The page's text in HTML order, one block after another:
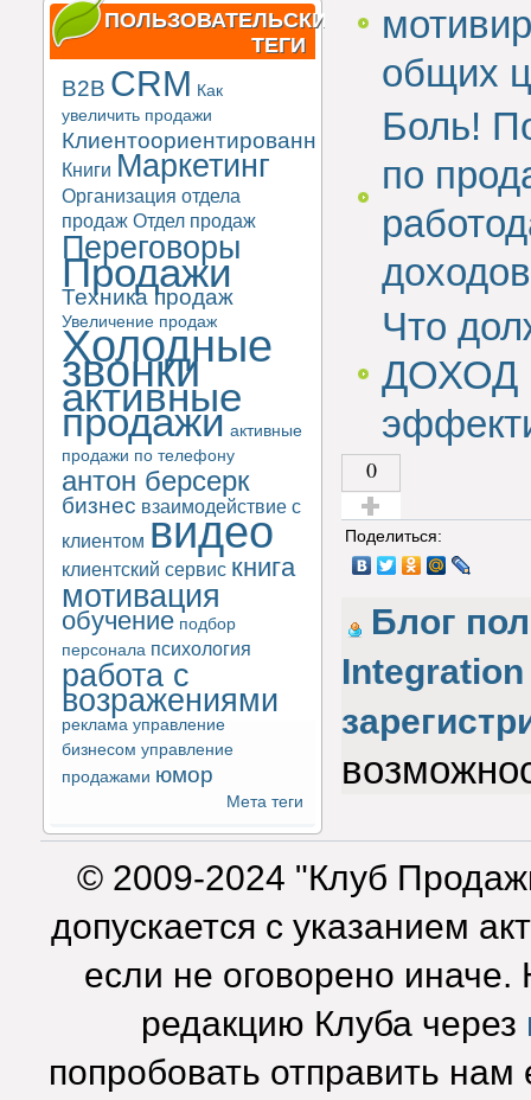
ПОЛЬЗОВАТЕЛЬСКИЕ
ТЕГИ
B2B CRM Как
увеличить продажи
Клиентоориентированность
Книги Маркетинг
Организация отдела
продаж Отдел продаж
Переговоры
Продажи
Техника продаж
Увеличение продаж
Холодные
звонки
активные
продажи активные
продажи по телефону
антон берсерк
бизнес взаимодействие с
клиентом видео
клиентский сервис книга
мотивация
обучение подбор
персонала психология
работа с
возражениями
реклама управление
бизнесом управление
продажами юмор
Мета теги
общих
Боль!
по
Что
ДОХОД
0
Голос за!
Поделиться:
Блог
Integration
© 2009-2024 "Клуб
допускается с указанием
если не оговорено
редакцию Клуба через
попробовать отправить нам